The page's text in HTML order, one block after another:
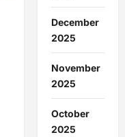
December
2025
November
2025
October
2025